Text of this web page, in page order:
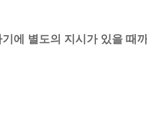
에 별도의 지시가 있을 때